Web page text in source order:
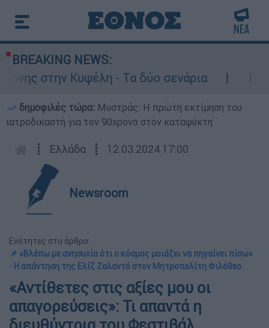
BREAKING NEWS:
Κυψέλη - Τα δύο σενάρια
δημοφιλές τώρα: Μυστράς: Η πρώτη εκτίμηση του
ιατροδικαστή για τον 90χρονο στον καταψύκτη
┋ Ελλάδα ┋ 12.03.2024 17:00
Newsroom
Ενότητες στο άρθρο:
📌 «Βλέπω με ανησυχία ότι ο κόσμος μοιάζει να πηγαίνει πίσω»
- Η απάντηση της Ελίζ Ζαλαντό στον Μητροπολίτη Φιλόθεο
«Αντίθετες στις αξίες μου οι
απαγορεύσεις»: Τι απαντά η